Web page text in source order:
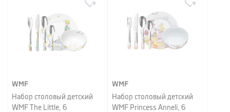
WMF
Набор столовый детский
WMF The Little, 6
WMF
Набор столовый детский
WMF Princess Anneli, 6